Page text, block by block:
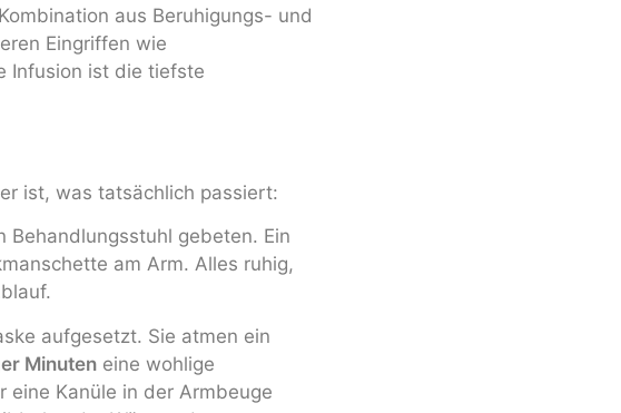
aus Beruhigungs- und
Eingriffen wie
Infusion ist die tiefste
ist, was tatsächlich passiert:
Behandlungsstuhl gebeten. Ein
am Arm. Alles ruhig,
aufgesetzt. Sie atmen ein
Minuten eine wohlige
eine Kanüle in der Armbeuge